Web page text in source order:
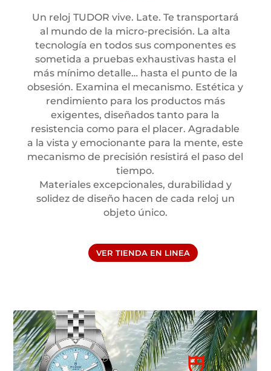
MARCA: TUDOR
COLECCIÓN: -Black bay 58
MOVIMIENTO: -Calibre de manufactura
mt5402 (cosc) movimiento mecánico de
cuerda automática con rotor bidireccional.
RESISTENCIA AL AGUA : -Hermético hasta
200 m.
Un reloj TUDOR vive. Late. Te transportará
al mundo de la micro-precisión. La alta
tecnología en todos sus componentes es
sometida a pruebas exhaustivas hasta el
más mínimo detalle… hasta el punto de la
obsesión. Examina el mecanismo. Estética y
rendimiento para los productos más
exigentes, diseñados tanto para la
resistencia como para el placer. Agradable
a la vista y emocionante para la mente, este
mecanismo de precisión resistirá el paso del
tiempo.
Materiales excepcionales, durabilidad y
solidez de diseño hacen de cada reloj un
objeto único.
VER TIENDA EN LINEA